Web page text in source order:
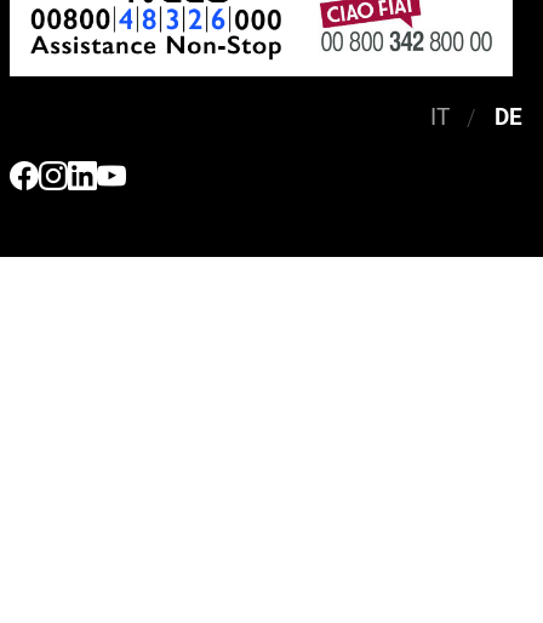
IT DE